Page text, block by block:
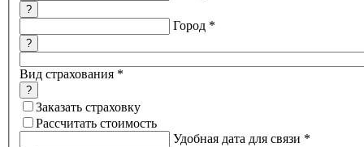
?
Город *
?
Вид страхования *
?
Заказать страховку
Рассчитать стоимость
Удобная дата для связи *